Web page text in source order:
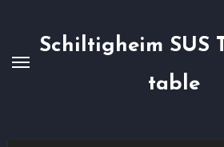
Schiltigheim SUS
table